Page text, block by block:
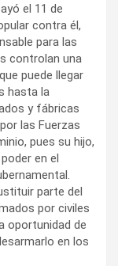
el 11 de
contra él,
para las
controlan una
puede llegar
hasta la
y fábricas
las Fuerzas
pues su hijo,
en el
parte del
por civiles
oportunidad de
en los